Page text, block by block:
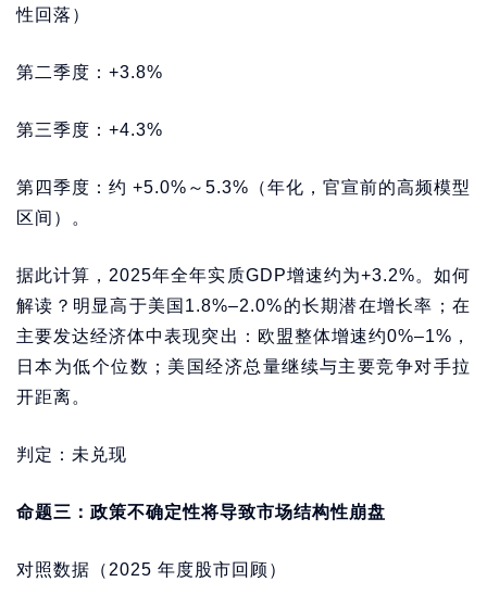
性回落）
第二季度：+3.8%
第三季度：+4.3%
第四季度：约 +5.0%～5.3%（年化，官宣前的高频模型
区间）。
据此计算，2025年全年实质GDP增速约为+3.2%。如何
解读？明显高于美国1.8%–2.0%的长期潜在增长率；在
主要发达经济体中表现突出：欧盟整体增速约0%–1%，
日本为低个位数；美国经济总量继续与主要竞争对手拉
开距离。
判定：未兑现
命题三：政策不确定性将导致市场结构性崩盘
对照数据（2025 年度股市回顾）